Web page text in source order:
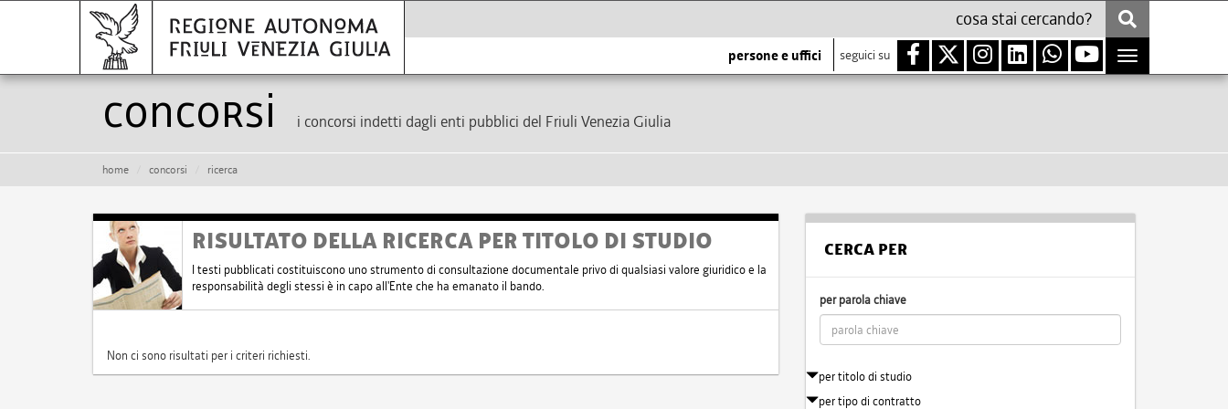
persone e uffici seguici su
Toggle
navigation
Concorsi i concorsi indetti dagli enti pubblici del Friuli Venezia Giulia
home concorsi ricerca
RISULTATO DELLA RICERCA PER TITOLO DI STUDIO
I testi pubblicati costituiscono uno strumento di consultazione documentale privo di qualsiasi valore giuridico e la
responsabilità degli stessi è in capo all'Ente che ha emanato il bando.
Non ci sono risultati per i criteri richiesti.
CERCA PER
per parola chiave
per titolo di studio
per tipo di contratto